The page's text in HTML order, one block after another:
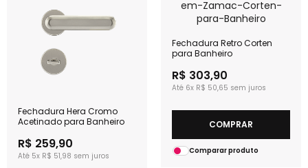
Fechadura Hera Cromo
Acetinado para Banheiro
R$ 259,90
5x R$ 51,98
Fechadura Retro Corten
para Banheiro
R$ 303,90
6x R$ 50,65
COMPRAR
Comparar produto